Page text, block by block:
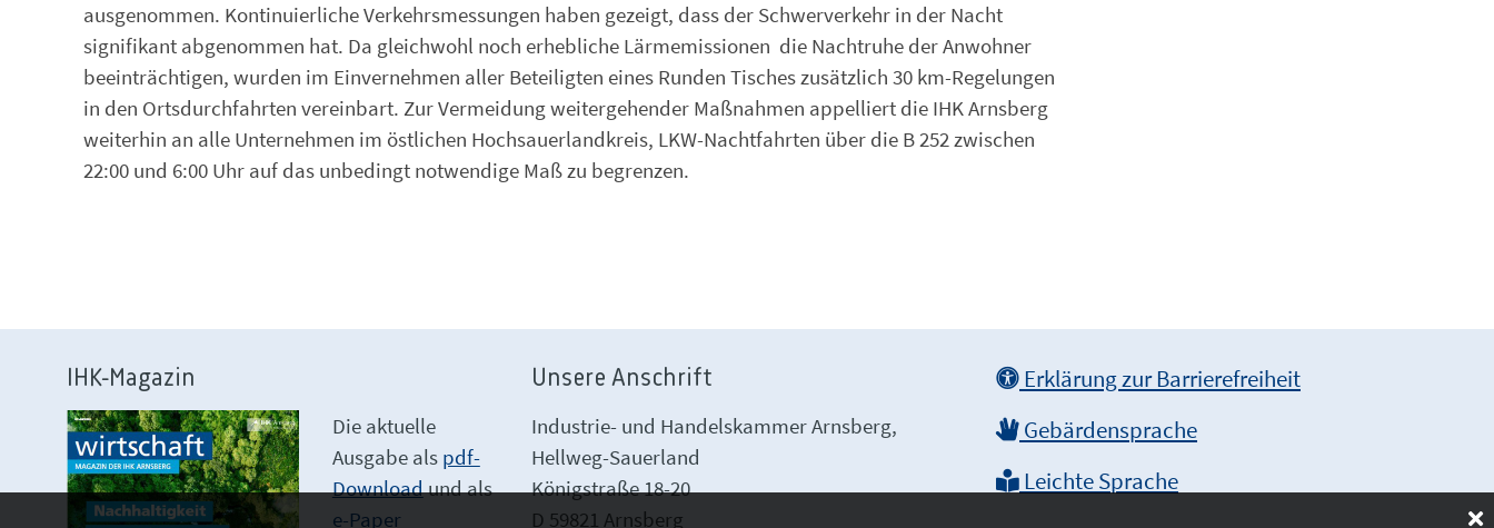
ausgenommen. Kontinuierliche Verkehrsmessungen haben gezeigt, dass der Schwerverkehr in der Nacht
signifikant abgenommen hat. Da gleichwohl noch erhebliche Lärmemissionen die Nachtruhe der Anwohner
beeinträchtigen, wurden im Einvernehmen aller Beteiligten eines Runden Tisches zusätzlich 30 km-Regelungen
in den Ortsdurchfahrten vereinbart. Zur Vermeidung weitergehender Maßnahmen appelliert die IHK Arnsberg
weiterhin an alle Unternehmen im östlichen Hochsauerlandkreis, LKW-Nachtfahrten über die B 252 zwischen
22:00 und 6:00 Uhr auf das unbedingt notwendige Maß zu begrenzen.
IHK-Magazin
Die aktuelle
Ausgabe als pdf-
Downloadund als
e-Paper
Unsere Anschrift
Industrie- und Handelskammer Arnsberg,
Hellweg-Sauerland
Königstraße 18-20
D 59821 Arnsberg
Erklärung zur Barrierefreiheit
Gebärdensprache
Leichte Sprache